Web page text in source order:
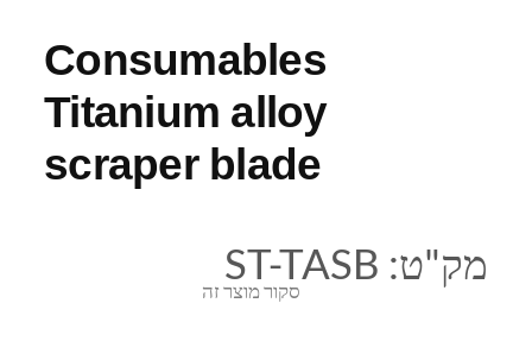
Consumables
Titanium alloy
scraper blade
סקור מוצר זה
מק"ט: ST-TASB